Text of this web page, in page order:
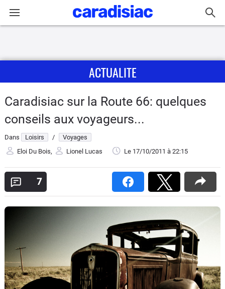
Actu
Essais
Guide
Electriques
Auto
Services
ACTUALITE
Caradisiac sur la Route 66: quelques
conseils aux voyageurs...
Dans Loisirs /
Voyages
Eloi Du Bois, Lionel Lucas Le 17/10/2011 à 22:15
7